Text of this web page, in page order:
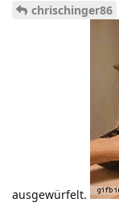
chrischinger86
ausgewürfelt.